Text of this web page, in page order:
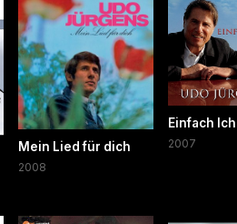
Mein Lied für dich
2008
Einfach Ich
2007